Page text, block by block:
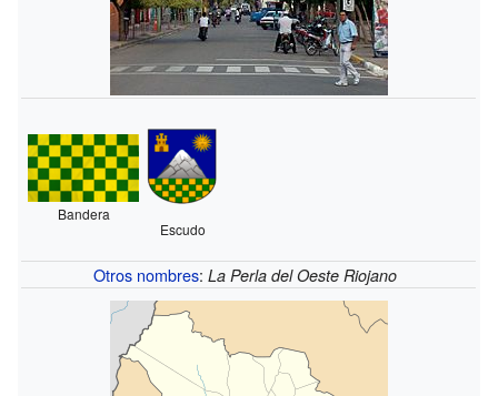
Bandera
Escudo
Otros nombres:La Perla del Oeste Riojano